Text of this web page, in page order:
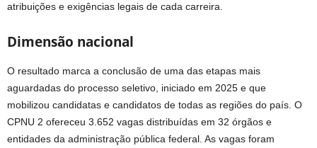
atribuições e exigências legais de cada carreira.
Dimensão nacional
O resultado marca a conclusão de uma das etapas mais
aguardadas do processo seletivo, iniciado em 2025 e que
mobilizou candidatas e candidatos de todas as regiões do país. O
CPNU 2 ofereceu 3.652 vagas distribuídas em 32 órgãos e
entidades da administração pública federal. As vagas foram